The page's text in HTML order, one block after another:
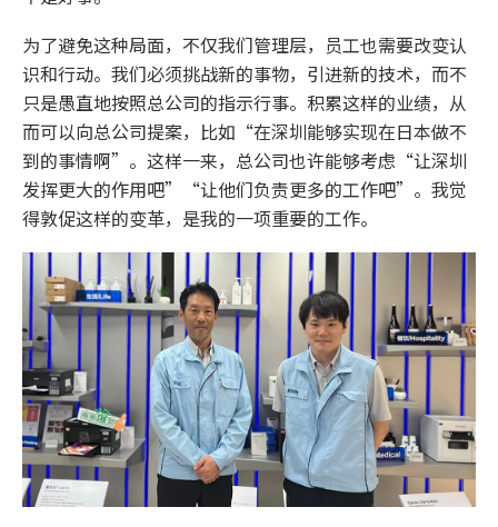
为了避免这种局面，不仅我们管理层，员工也需要改变认
识和行动。我们必须挑战新的事物，引进新的技术，而不
只是愚直地按照总公司的指示行事。积累这样的业绩，从
而可以向总公司提案，比如“在深圳能够实现在日本做不
到的事情啊”。这样一来，总公司也许能够考虑“让深圳
发挥更大的作用吧”“让他们负责更多的工作吧”。我觉
得敦促这样的变革，是我的一项重要的工作。